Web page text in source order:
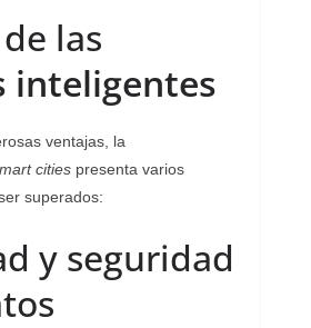
las
inteligentes
ventajas, la
cities presenta varios
superados:
y seguridad